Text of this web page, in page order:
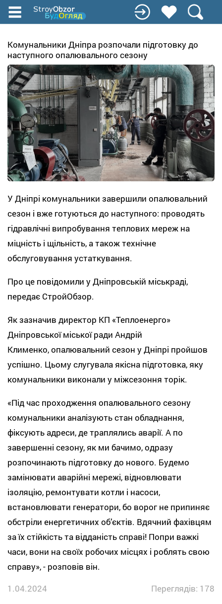
Перейти
содержанию
Комунальники Дніпра розпочали підготовку до
наступного опалювального сезону
У Дніпрі комунальники завершили опалювальний
сезон і вже готуються до наступного: проводять
гідравлічні випробування теплових мереж на
міцність і щільність, а також технічне
обслуговування устаткування.
Про це повідомили у Дніпровській міськраді,
передає СтройОбзор.
Як зазначив директор КП «Теплоенерго»
Дніпровської міської ради Андрій
Клименко, опалювальний сезон у Дніпрі пройшов
успішно. Цьому слугувала якісна підготовка, яку
комунальники виконали у міжсезоння торік.
«Під час проходження опалювального сезону
комунальники аналізують стан обладнання,
фіксують адреси, де траплялись аварії. А по
завершенні сезону, як ми бачимо, одразу
розпочинають підготовку до нового. Будемо
замінювати аварійні мережі, відновлювати
ізоляцію, ремонтувати котли і насоси,
встановлювати генератори, бо ворог не припиняє
обстріли енергетичних об’єктів. Вдячний фахівцям
за їх стійкість та відданість справі! Попри важкі
часи, вони на своїх робочих місцях і роблять свою
справу», - розповів він.
1.04.2024
Переглядів: 178